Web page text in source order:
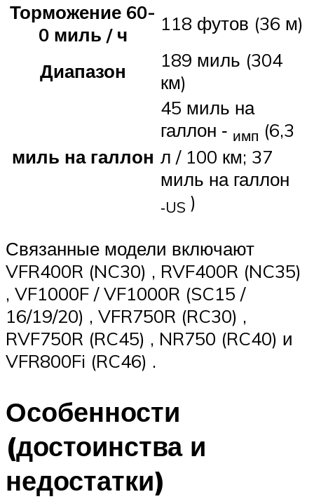
Торможение 60-
0 миль / ч
118 футов (36 м)
Диапазон
189 миль (304
км)
миль на галлон
45 миль на
галлон ‑ имп (6,3
л / 100 км; 37
миль на галлон
‑US )
Связанные модели включают
VFR400R (NC30) , RVF400R (NC35)
, VF1000F / VF1000R (SC15 /
16/19/20) , VFR750R (RC30) ,
RVF750R (RC45) , NR750 (RC40) и
VFR800Fi (RC46) .
Особенности
(достоинства и
недостатки)